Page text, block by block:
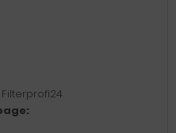
Filterprofi24